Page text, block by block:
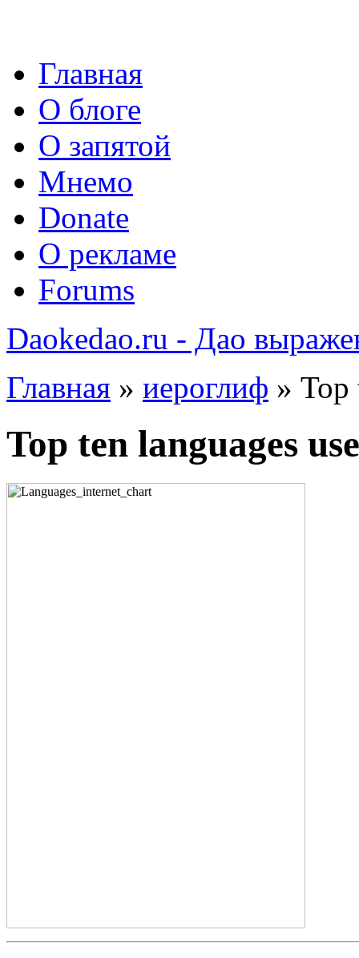
Главная
О блоге
О запятой
Мнемо
Donate
О рекламе
Forums
Daokedao.ru - Дао
Главная » иероглиф » Top
Top ten languages